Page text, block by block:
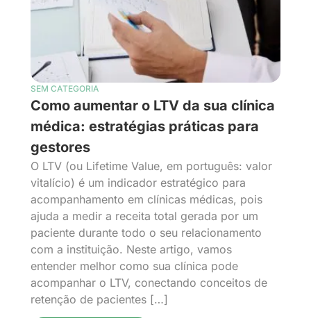
SEM CATEGORIA
Como aumentar o LTV da sua clínica
médica: estratégias práticas para
gestores
O LTV (ou Lifetime Value, em português: valor
vitalício) é um indicador estratégico para
acompanhamento em clínicas médicas, pois
ajuda a medir a receita total gerada por um
paciente durante todo o seu relacionamento
com a instituição. Neste artigo, vamos
entender melhor como sua clínica pode
acompanhar o LTV, conectando conceitos de
retenção de pacientes […]